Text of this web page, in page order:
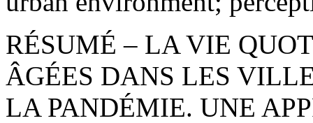
RÉSUMÉ – LA VIE
ÂGÉES DANS LES
LA PANDÉMIE. UNE